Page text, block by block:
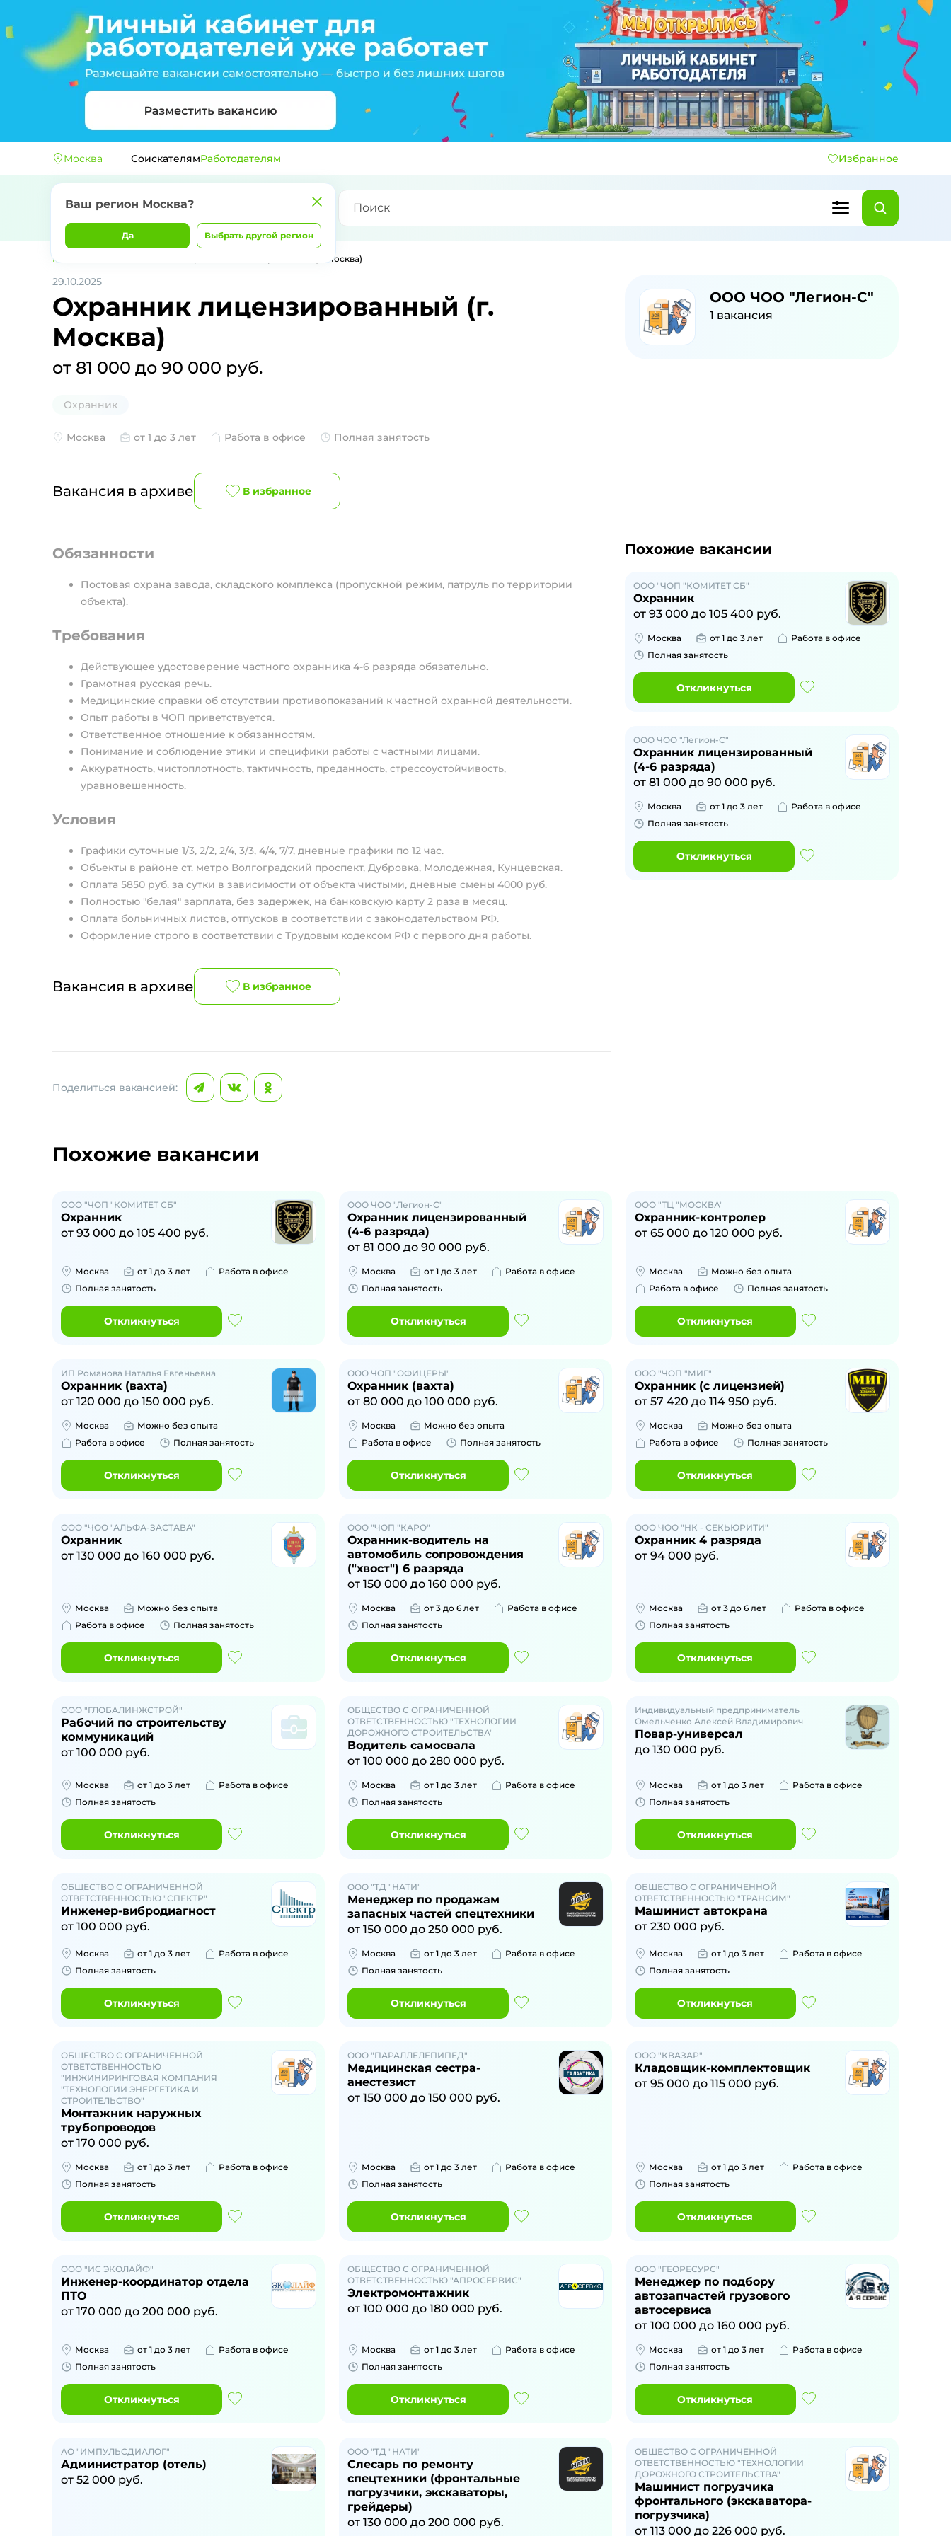
Москва
Ваш регион Москва?
Да Выбрать другой регион
СоискателямРаботодателям Избранное
Главная Охранник лицензированный (г. Москва)
29.10.2025
Охранник лицензированный (г.
Москва)
от 81 000 до 90 000 руб.
Охранник
Москва от 1 до 3 лет Работа в офисе Полная занятость
Вакансия в архиве В избранное
ООО ЧОО "Легион-С"
1 вакансия
Обязанности
Постовая охрана завода, складского комплекса (пропускной режим, патруль по территории
объекта).
Требования
Действующее удостоверение частного охранника 4-6 разряда обязательно.
Грамотная русская речь.
Медицинские справки об отсутствии противопоказаний к частной охранной деятельности.
Опыт работы в ЧОП приветствуется.
Ответственное отношение к обязанностям.
Понимание и соблюдение этики и специфики работы с частными лицами.
Аккуратность, чистоплотность, тактичность, преданность, стрессоустойчивость,
уравновешенность.
Условия
Графики суточные 1/3, 2/2, 2/4, 3/3, 4/4, 7/7, дневные графики по 12 час.
Объекты в районе ст. метро Волгоградский проспект, Дубровка, Молодежная, Кунцевская.
Оплата 5850 руб. за сутки в зависимости от объекта чистыми, дневные смены 4000 руб.
Полностью "белая" зарплата, без задержек, на банковскую карту 2 раза в месяц.
Оплата больничных листов, отпусков в соответствии с законодательством РФ.
Оформление строго в соответствии с Трудовым кодексом РФ с первого дня работы.
Вакансия в архиве В избранное
Поделиться вакансией:
Похожие вакансии
ООО "ЧОП "КОМИТЕТ СБ"
Охранник
от 93 000 до 105 400 руб.
Москва от 1 до 3 лет
Работа в офисе
Полная занятость
Откликнуться
ООО ЧОО "Легион-С"
Охранник лицензированный
(4-6 разряда)
от 81 000 до 90 000 руб.
Москва от 1 до 3 лет
Работа в офисе
Полная занятость
Откликнуться
Похожие вакансии
ООО "ЧОП "КОМИТЕТ СБ"
Охранник
от 93 000 до 105 400 руб.
Москва от 1 до 3 лет
Работа в офисе
Полная занятость
Откликнуться
ООО ЧОО "Легион-С"
Охранник лицензированный
(4-6 разряда)
от81 000 до90 000 руб.
Москва от 1 до 3 лет
Работа в офисе
Полная занятость
Откликнуться
ООО "ТЦ "МОСКВА"
Охранник-контролер
от 65 000 до 120 000 руб.
Москва
Можно без опыта
Работа в офисе
Полная занятость
Откликнуться
ИП Романова Наталья Евгеньевна
Охранник (вахта)
от 120 000 до 150 000 руб.
Москва
Можно без опыта
Работа в офисе
Полная занятость
Откликнуться
ООО ЧОП "ОФИЦЕРЫ"
Охранник (вахта)
от80 000 до100 000 руб.
Москва
Можно без опыта
Работа в офисе
Полная занятость
Откликнуться
ООО "ЧОП "МИГ"
Охранник (с лицензией)
от 57 420 до 114 950 руб.
Москва
Можно без опыта
Работа в офисе
Полная занятость
Откликнуться
ООО "ЧОО "АЛЬФА-ЗАСТАВА"
Охранник
от 130 000 до 160 000 руб.
Москва
Можно без опыта
Работа в офисе
Полная занятость
Откликнуться
ООО "ЧОП "КАРО"
Охранник-водитель на
автомобиль сопровождения
("хвост") 6 разряда
от150 000 до160 000 руб.
Москва от 3 до 6 лет
Работа в офисе
Полная занятость
Откликнуться
ООО ЧОО "НК - СЕКЬЮРИТИ"
Охранник 4 разряда
от 94 000 руб.
Москва от 3 до 6 лет
Работа в офисе
Полная занятость
Откликнуться
ООО "ГЛОБАЛИНЖСТРОЙ"
Рабочий по строительству
коммуникаций
от 100 000 руб.
Москва от 1 до 3 лет
Работа в офисе
Полная занятость
Откликнуться
ОБЩЕСТВО С ОГРАНИЧЕННОЙ
ОТВЕТСТВЕННОСТЬЮ "ТЕХНОЛОГИИ
ДОРОЖНОГО СТРОИТЕЛЬСТВА"
Водитель самосвала
от100 000 до280 000 руб.
Москва от 1 до 3 лет
Работа в офисе
Полная занятость
Откликнуться
Индивидуальный предприниматель
Омельченко Алексей Владимирович
Повар-универсал
до 130 000 руб.
Москва от 1 до 3 лет
Работа в офисе
Полная занятость
Откликнуться
ОБЩЕСТВО С ОГРАНИЧЕННОЙ
ОТВЕТСТВЕННОСТЬЮ "СПЕКТР"
Инженер-вибродиагност
от 100 000 руб.
Москва от 1 до 3 лет
Работа в офисе
Полная занятость
Откликнуться
ООО "ТД "НАТИ"
Менеджер по продажам
запасных частей спецтехники
от150 000 до250 000 руб.
Москва от 1 до 3 лет
Работа в офисе
Полная занятость
Откликнуться
ОБЩЕСТВО С ОГРАНИЧЕННОЙ
ОТВЕТСТВЕННОСТЬЮ "ТРАНСИМ"
Машинист автокрана
от 230 000 руб.
Москва от 1 до 3 лет
Работа в офисе
Полная занятость
Откликнуться
ОБЩЕСТВО С ОГРАНИЧЕННОЙ
ОТВЕТСТВЕННОСТЬЮ
"ИНЖИНИРИНГОВАЯ КОМПАНИЯ
"ТЕХНОЛОГИИ ЭНЕРГЕТИКА И
СТРОИТЕЛЬСТВО"
Монтажник наружных
трубопроводов
от 170 000 руб.
Москва от 1 до 3 лет
Работа в офисе
Полная занятость
Откликнуться
ООО "ПАРАЛЛЕЛЕПИПЕД"
Медицинская сестра-
анестезист
от150 000 до150 000 руб.
Москва от 1 до 3 лет
Работа в офисе
Полная занятость
Откликнуться
ООО "КВАЗАР"
Кладовщик-комплектовщик
от 95 000 до 115 000 руб.
Москва от 1 до 3 лет
Работа в офисе
Полная занятость
Откликнуться
ООО "ИС ЭКОЛАЙФ"
Инженер-координатор отдела
ПТО
от 170 000 до 200 000 руб.
Москва от 1 до 3 лет
Работа в офисе
Полная занятость
Откликнуться
ОБЩЕСТВО С ОГРАНИЧЕННОЙ
ОТВЕТСТВЕННОСТЬЮ "АПРОСЕРВИС"
Электромонтажник
от100 000 до180 000 руб.
Москва от 1 до 3 лет
Работа в офисе
Полная занятость
Откликнуться
ООО "ГЕОРЕСУРС"
Менеджер по подбору
автозапчастей грузового
автосервиса
от 100 000 до 160 000 руб.
Москва от 1 до 3 лет
Работа в офисе
Полная занятость
Откликнуться
АО "ИМПУЛЬСДИАЛОГ"
Администратор (отель)
от 52 000 руб.
ООО "ТД "НАТИ"
Слесарь по ремонту
спецтехники (фронтальные
погрузчики, экскаваторы,
грейдеры)
от130 000 до200 000 руб.
ОБЩЕСТВО С ОГРАНИЧЕННОЙ
ОТВЕТСТВЕННОСТЬЮ "ТЕХНОЛОГИИ
ДОРОЖНОГО СТРОИТЕЛЬСТВА"
Машинист погрузчика
фронтального (экскаватора-
погрузчика)
от 113 000 до 226 000 руб.